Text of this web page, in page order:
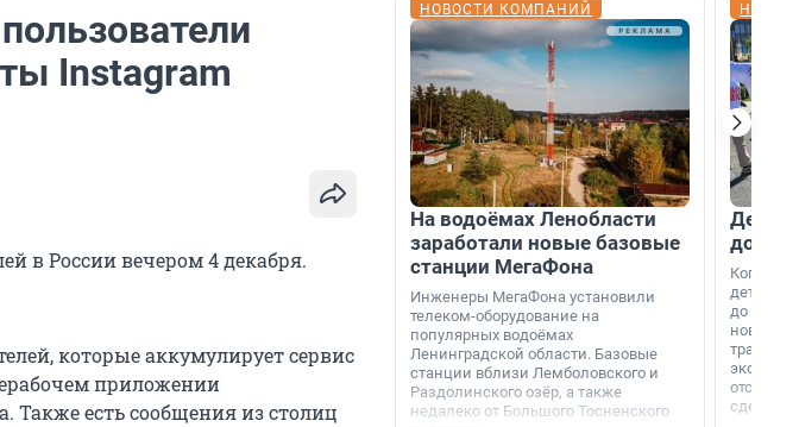
Instagram
в России вечером 4 декабря.
которые аккумулирует сервис
приложении
Также есть сообщения из столиц
НОВОСТИ КОМПАНИЙ
На водоёмах Ленобласти
заработали новые базовые
станции МегаФона
Инженеры МегаФона установили
телеком-оборудование на
популярных водоёмах
Ленинградской области. Базовые
станции вблизи Лемболовского и
Раздолинского озёр, а также
недалеко от Большого Тосненского
Когда-
дети
до
новости
сделали